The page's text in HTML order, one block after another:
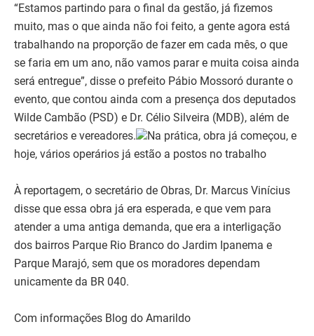
“Estamos partindo para o final da gestão, já fizemos
muito, mas o que ainda não foi feito, a gente agora está
trabalhando na proporção de fazer em cada mês, o que
se faria em um ano, não vamos parar e muita coisa ainda
será entregue”, disse o prefeito Pábio Mossoró durante o
evento, que contou ainda com a presença dos deputados
Wilde Cambão (PSD) e Dr. Célio Silveira (MDB), além de
secretários e vereadores.
Na prática, obra já começou, e
hoje, vários operários já estão a postos no trabalho
À reportagem, o secretário de Obras, Dr. Marcus Vinícius
disse que essa obra já era esperada, e que vem para
atender a uma antiga demanda, que era a interligação
dos bairros Parque Rio Branco do Jardim Ipanema e
Parque Marajó, sem que os moradores dependam
unicamente da BR 040.
Com informações Blog do Amarildo